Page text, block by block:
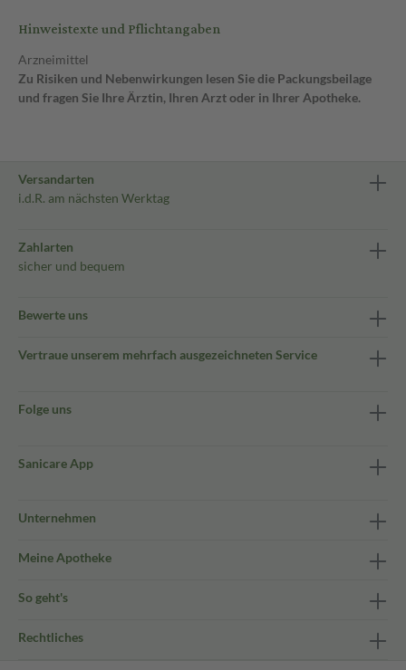
Hinweistexte und Pflichtangaben
Arzneimittel
Zu Risiken und Nebenwirkungen lesen Sie die Packungsbeilage
und fragen Sie Ihre Ärztin, Ihren Arzt oder in Ihrer Apotheke.
Versandarten
i.d.R. am nächsten Werktag
Zahlarten
sicher und bequem
Bewerte uns
Vertraue unserem mehrfach ausgezeichneten Service
Folge uns
Sanicare App
Unternehmen
Meine Apotheke
So geht's
Rechtliches